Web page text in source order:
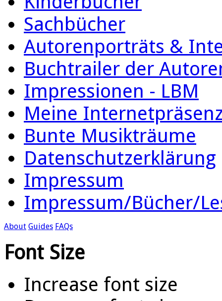
Sachbücher
Autorenporträts &
Buchtrailer der
Impressionen - LBM
Meine
Bunte Musikträume
Datenschutzerklärung
Impressum
Impressum/Bücher/
About Guides FAQs
Font Size
Increase font size